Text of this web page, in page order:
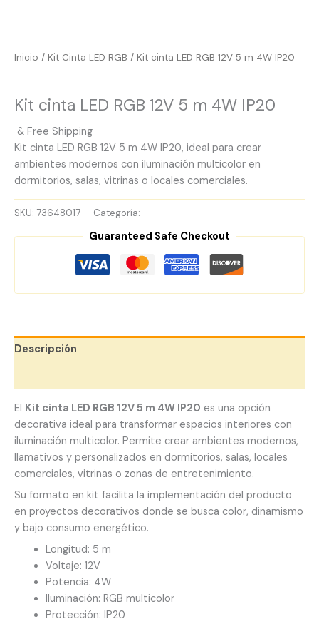
Inicio / Kit Cinta LED RGB / Kit cinta LED RGB 12V 5 m 4W IP20
Kit cinta LED RGB 12V 5 m 4W IP20
& Free Shipping
Kit cinta LED RGB 12V 5 m 4W IP20, ideal para crear
ambientes modernos con iluminación multicolor en
dormitorios, salas, vitrinas o locales comerciales.
SKU: 73648017 Categoría:
Guaranteed Safe Checkout
Descripción
El Kit cinta LED RGB 12V 5 m 4W IP20 es una opción
decorativa ideal para transformar espacios interiores con
iluminación multicolor. Permite crear ambientes modernos,
llamativos y personalizados en dormitorios, salas, locales
comerciales, vitrinas o zonas de entretenimiento.
Su formato en kit facilita la implementación del producto
en proyectos decorativos donde se busca color, dinamismo
y bajo consumo energético.
Longitud: 5 m
Voltaje: 12V
Potencia: 4W
Iluminación: RGB multicolor
Protección: IP20